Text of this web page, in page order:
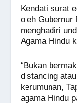
Kendati surat
oleh Gubernur
menghadiri
Agama Hindu
“Bukan
distancing
kerumunan,
agama Hindu